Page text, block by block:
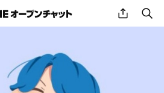
share